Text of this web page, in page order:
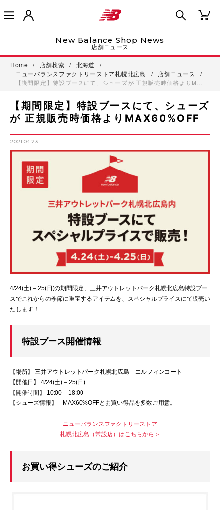
New Balance Shop News
店舗ニュース
Home / 店舗検索 / 北海道
/
ニューバランスファクトリーストア札幌北広島
/ 店舗ニュース
/
【期間限定】特設ブースにて、シューズが 正規販売時価格よりM…
【期間限定】特設ブースにて、シューズ
が 正規販売時価格よりMAX60%OFF
2021.04.23
4/24(土) – 25(日)の期間限定、三井アウトレットパーク札幌北広島特設ブー
スでこれからの季節に重宝するアイテムを、スペシャルプライスにて販売い
たします！
特設ブース開催情報
【場所】 三井アウトレットパーク札幌北広島 エルフィンコート
【開催日】 4/24(土) – 25(日)
【開催時間】 10:00 – 18:00
【シューズ情報】 MAX60%OFFとお買い得品を多数ご用意。
ニューバランスファクトリーストア
札幌北広島（常設店）はこちらから＞
お買い得シューズのご紹介